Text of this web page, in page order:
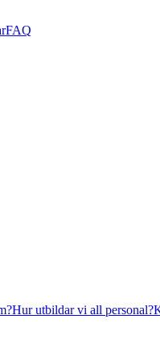
FAQ
Hur utbildar vi all personal?